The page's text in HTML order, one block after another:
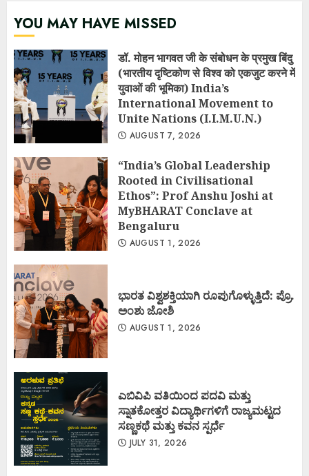
YOU MAY HAVE MISSED
डॉ. मोहन भागवत जी के संबोधन के प्रमुख बिंदु
(भारतीय दृष्टिकोण से विश्व को एकजुट करने में
युवाओं की भूमिका) India’s
International Movement to
Unite Nations (I.I.M.U.N.)
AUGUST 7, 2026
“India’s Global Leadership
Rooted in Civilisational
Ethos”: Prof Anshu Joshi at
MyBHARAT Conclave at
Bengaluru
AUGUST 1, 2026
ಭಾರತ ವಿಶ್ವಶಕ್ತಿಯಾಗಿ ರೂಪುಗೊಳ್ಳುತ್ತಿದೆ: ಪ್ರೊ.
ಅಂಶು ಜೋಶಿ
AUGUST 1, 2026
ಎಬಿವಿಪಿ ವತಿಯಿಂದ ಪದವಿ ಮತ್ತು
ಸ್ನಾತಕೋತ್ತರ ವಿದ್ಯಾರ್ಥಿಗಳಿಗೆ ರಾಜ್ಯಮಟ್ಟದ
ಸಣ್ಣಕಥೆ ಮತ್ತು ಕವನ ಸ್ಪರ್ಧೆ
JULY 31, 2026